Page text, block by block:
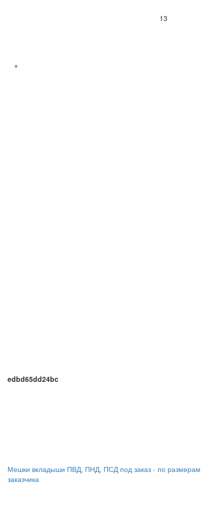
13
+
edbd65dd24bc
Мешки вкладыши ПВД, ПНД, ПСД под заказ - по размерам
заказчика